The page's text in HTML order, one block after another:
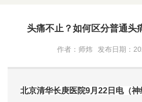
头痛不止？如何区分普通头
作者：师炜 发布日期：
北京清华长庚医院9月22日电（神